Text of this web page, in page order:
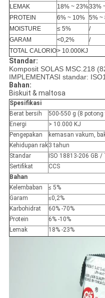
LEMAK
18% ~ 23%33%
PROTEIN
6% ~ 10% 5% ~
MOISTURE
≤5%
/
GARAM
<0,2%
/
TOTAL CALORIO> 10.000KJ
Standar:
Komposit SOLAS MSC.218
IMPLEMENTASI standar:
Bahan:
Biskuit & maltosa
Spesifikasi
Berat bersih
500-550 g (8
Energi
> 10.000 KJ
Pengepakan
kemasan vakum,
Kehidupan rak3 tahun
Standar
ISO 18813-206 GB
Sertifikat
CCS
Bahan
Kelembaban
≤ 5%
Garam
≤0,2%
Karbohidrat
60% -70%
Protein
6% -10%
Lemak
18% -23%